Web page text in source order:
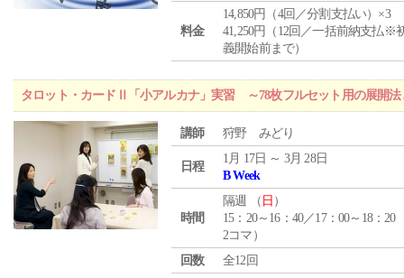
料金
14,850円（4回／分割支払い）×3
41,250円（12回／一括前納支払※
義開始前まで）
タロット・カードⅡ「小アルカナ」実習 ～78枚フルセット用の展開法
講師 狩野 みどり
日程
1月 17日 ～ 3月 28日
B Week
時間
隔週 （ 日 ）
15：20～16：40／17：00～18：20
2コマ）
回数
全12回